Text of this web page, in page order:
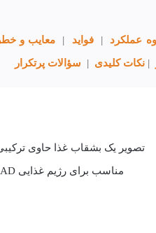
عملکرد | فواید | معایب و
| نکات کلیدی | سؤالات پرتکرار